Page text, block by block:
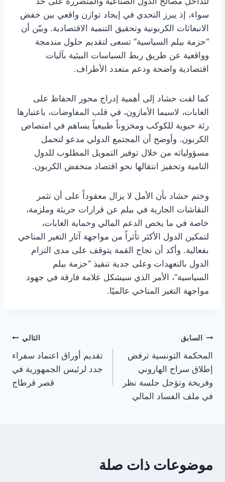
سواء، إذ يبرز التحدي في إيجاد توازن واقعي بين خفض
الانبعاثات الكربونية وتحقيق التنمية الاقتصادية. وبيّن أن
“حزمة بيلم السياسية” تسعى لتقديم حلول مندمجة
وواقعية عن طريق ربط السياسات البيئية بآليات
اقتصادية واضحة ودعم متعدد الأطراف.
كما لفت حشاد إلى أهمية إدراج محور الحفاظ على
الغابات، لاسيما الأمازون، في قلب المفاوضات، باعتبارها
رئة حيوية للكوكب ومخزوناً طبيعياً يساهم في امتصاص
الكربون. وأوضح أن المجتمع الدولي مدعو لتحمل
مسؤولياته من خلال توفير التمويل المطلوب للدول
النامية وتحفيز انتقالها نحو اقتصاد منخفض الكربون.
وختم حشاد بأن الأمل لا يزال معقوداً على أن تثمر
النقاشات الجارية في بيلم عن قرارات جريئة وملزمة،
خاصة في ما يخص الدعم المالي وحماية الغابات،
لتمكين الدول الأكثر تأثراً من مواجهة آثار التغير المناخي
بفعالية. وأكد أن نجاح القمة يتوقف على مدى التزام
الدول بالتعهدات وعلى جدية تنفيذ “حزمة بيلم
السياسية”، الأمر الذي سيشكل علامة فارقة في جهود
مواجهة التغير المناخي عالميًا.
تصفّح
المقالات
السابق
المحكمة التونسية ترفض
إطلاق سراح الهاروني
وفريخة وتؤجل جلسة نظر
في ملف الفساد المالي
التالي
تقديم أوراق اعتماد سفراء
جدد لرئيس الجمهورية في
قصر قرطاج
موضوعات ذات صلة